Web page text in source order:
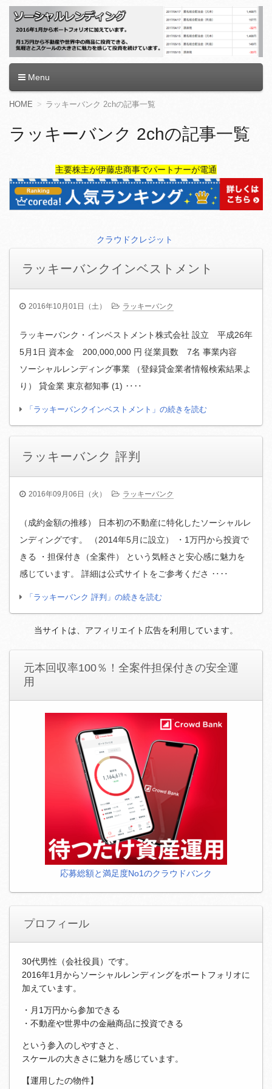
ソーシャルレンディング
Menu
コ
テ
ン
動
HOME ラッキーバンク 2chの記事一覧
ラッキーバンク 2chの記事一覧
主要株主が伊藤忠商事でパートナーが電通
クラウドクレジット
ラッキーバンクインベストメント
2016年10月01日（土） ラッキーバンク
ラッキーバンク・インベストメント株式会社 設立 平成26年
5月1日 資本金 200,000,000 円 従業員数 7名 事業内容
ソーシャルレンディング事業 （登録貸金業者情報検索結果よ
り） 貸金業 東京都知事 (1) ‥‥
「ラッキーバンクインベストメント」の続きを読む
ラッキーバンク 評判
2016年09月06日（火） ラッキーバンク
（成約金額の推移） 日本初の不動産に特化したソーシャルレ
ンディングです。 （2014年5月に設立） ・1万円から投資で
きる ・担保付き（全案件） という気軽さと安心感に魅力を
感じています。 詳細は公式サイトをご参考くださ ‥‥
「ラッキーバンク 評判」の続きを読む
当サイトは、アフィリエイト広告を利用しています。
元本回収率100％！全案件担保付きの安全運
用
応募総額と満足度No1のクラウドバンク
プロフィール
30代男性（会社役員）です。
2016年1月からソーシャルレンディングをポートフォリオに
加えています。
・月1万円から参加できる
・不動産や世界中の金融商品に投資できる
という参入のしやすさと、
スケールの大きさに魅力を感じています。
【運用したの物件】